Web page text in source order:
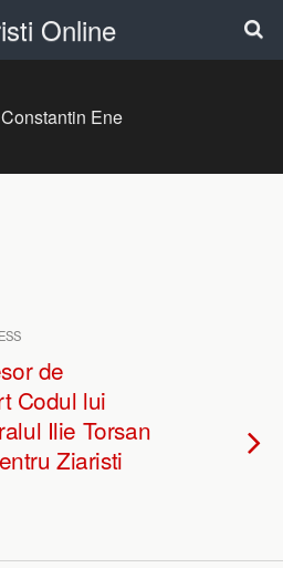
Online
Constantin Ene
de
Codul lui
Ilie Torsan
Ziaristi